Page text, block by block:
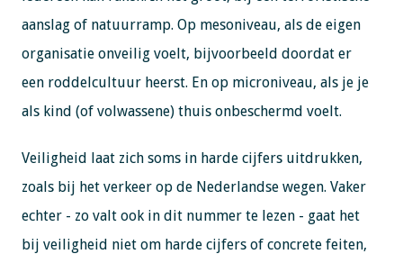
aanslag of natuurramp. Op mesoniveau, als de eigen
organisatie onveilig voelt, bijvoorbeeld doordat er
een roddelcultuur heerst. En op microniveau, als je je
als kind (of volwassene) thuis onbeschermd voelt.
Veiligheid laat zich soms in harde cijfers uitdrukken,
zoals bij het verkeer op de Nederlandse wegen. Vaker
echter - zo valt ook in dit nummer te lezen - gaat het
bij veiligheid niet om harde cijfers of concrete feiten,